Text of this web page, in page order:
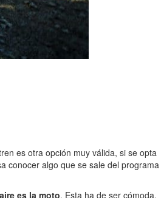
es otra opción muy válida, si se opta
conocer algo que se sale del programa
es la moto. Esta ha de ser cómoda,